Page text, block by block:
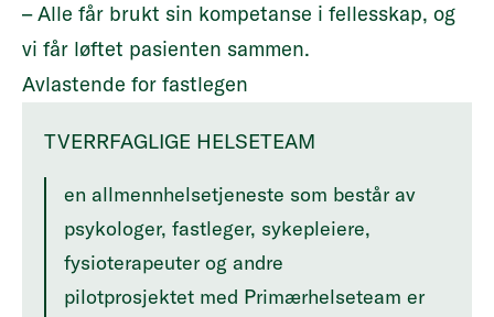
– Alle får brukt sin kompetanse i fellesskap, og
vi får løftet pasienten sammen.
Avlastende for fastlegen
TVERRFAGLIGE HELSETEAM
en allmennhelsetjeneste som består av
psykologer, fastleger, sykepleiere,
fysioterapeuter og andre
pilotprosjektet med Primærhelseteam er